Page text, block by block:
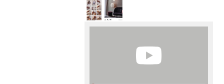
Nachttische & Bettzubehör